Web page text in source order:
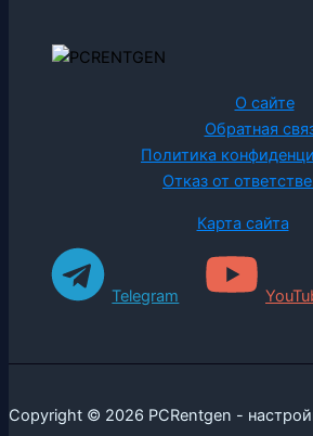
О сайте
Обратная
Политика
Отказ от
Карта сайта
Telegram
Copyright © 2026 PCRentgen -